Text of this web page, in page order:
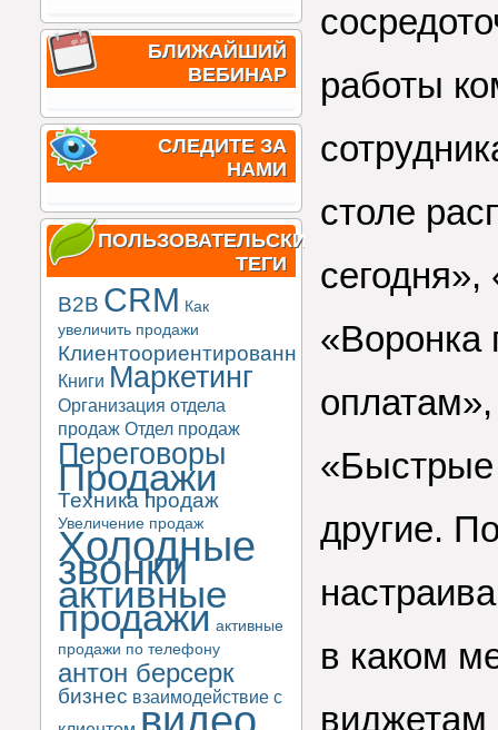
БЛИЖАЙШИЙ
ВЕБИНАР
СЛЕДИТЕ ЗА
НАМИ
ПОЛЬЗОВАТЕЛЬСКИЕ
ТЕГИ
B2B CRM Как
увеличить продажи
Клиентоориентированность
Книги Маркетинг
Организация отдела
продаж Отдел продаж
Переговоры
Продажи
Техника продаж
Увеличение продаж
Холодные
звонки
активные
продажи активные
продажи по телефону
антон берсерк
бизнес взаимодействие с
работы
столе
«Воронка
«Быстрые
другие.
в каком
виджетам